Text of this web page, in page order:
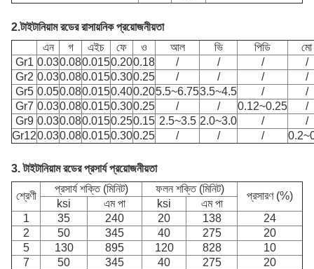
2.টাইটানিয়াম রডের রাসায়নিক প্রয়োজনীয়তা
এন
গ এইচ ফে ও আল ভি পিডি
মো
Gr1 0.030.080.0150.200.18 / / /
/
Gr2 0.030.080.0150.300.25 / / /
/
Gr5 0.050.080.0150.400.205.5~6.753.5~4.5 /
/
Gr7 0.030.080.0150.300.25 / / 0.12~0.25
/
Gr9 0.030.080.0150.250.15 2.5~3.5 2.0~3.0 /
/
Gr120.030.080.0150.300.25 / / /
3. টাইটানিয়াম রডের প্রসার্য প্রয়োজনীয়তা
শ্রেণী
প্রসার্য শক্তি (মিনিট) ফলন শক্তি (মিনিট)
প্রসারণ (%)
ksi এম পা ksi
এম পা
1
35 240 20 138
24
2
50 345 40 275
20
5
130 895 120 828
10
7
50 345 40 275
20